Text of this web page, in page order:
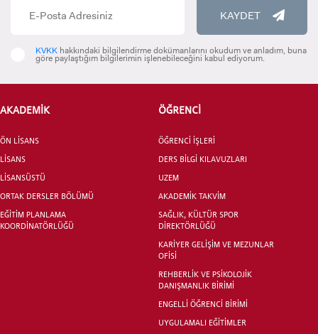
ADAY ÖĞRENCİ
LİSANSÜSTÜ EĞİTİM ENSTİTÜSÜ
KAYDET
KVKK hakkındaki bilgilendirme dokümanlarını okudum ve anladım, buna
göre paylaştığım bilgilerimin işlenebileceğini kabul ediyorum.
AKADEMİK
ÖN LİSANS
LİSANS
LİSANSÜSTÜ
ORTAK DERSLER BÖLÜMÜ
EĞİTİM PLANLAMA
KOORDİNATÖRLÜĞÜ
ÖĞRENCİ
ÖĞRENCİ İŞLERİ
DERS BİLGİ KILAVUZLARI
UZEM
AKADEMİK TAKVİM
SAĞLIK, KÜLTÜR SPOR
DİREKTÖRLÜĞÜ
KARİYER GELİŞİM VE MEZUNLAR
OFİSİ
REHBERLİK VE PSİKOLOJİK
DANIŞMANLIK BİRİMİ
ENGELLİ ÖĞRENCİ BİRİMİ
UYGULAMALI EĞİTİMLER